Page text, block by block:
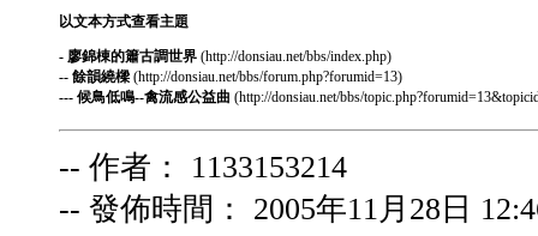
以文本方式查看主題
- 廖錦棟的簫古調世界 (http://donsiau.net/bbs/index.php)
-- 餘韻繞樑(http://donsiau.net/bbs/forum.php?forumid=13)
--- 候鳥低鳴--禽流感公益曲 (http://donsiau.net/bbs/
-- 作者： 1133153214
-- 發佈時間： 2005年11月28日